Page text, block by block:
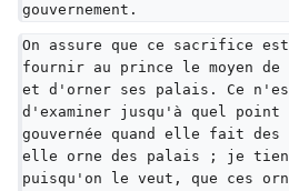
gouvernement.
On assure que ce sacrifice
fournir au prince le moyen
et d'orner ses palais. Ce
d'examiner jusqu'à quel point
gouvernée quand elle fait des
elle orne des palais ; je
puisqu'on le veut, que ces